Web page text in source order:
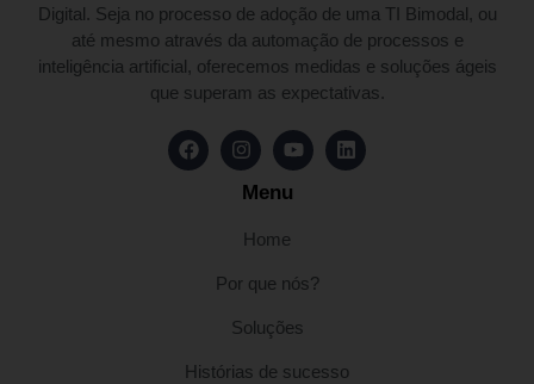
Digital. Seja no processo de adoção de uma TI Bimodal, ou
até mesmo através da automação de processos e
inteligência artificial, oferecemos medidas e soluções ágeis
que superam as expectativas.
Menu
Home
Por que nós?
Soluções
Histórias de sucesso